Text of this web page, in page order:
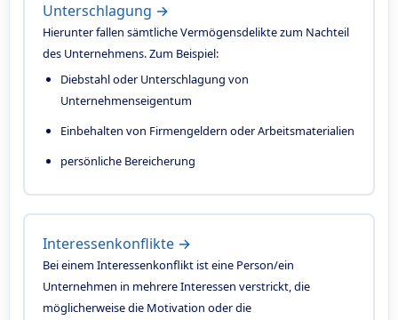
Unterschlagung →
Hierunter fallen sämtliche Vermögensdelikte zum Nachteil
des Unternehmens. Zum Beispiel:
Diebstahl oder Unterschlagung von
Unternehmenseigentum
Einbehalten von Firmengeldern oder Arbeitsmaterialien
persönliche Bereicherung
Interessenkonflikte →
Bei einem Interessenkonflikt ist eine Person/ein
Unternehmen in mehrere Interessen verstrickt, die
möglicherweise die Motivation oder die